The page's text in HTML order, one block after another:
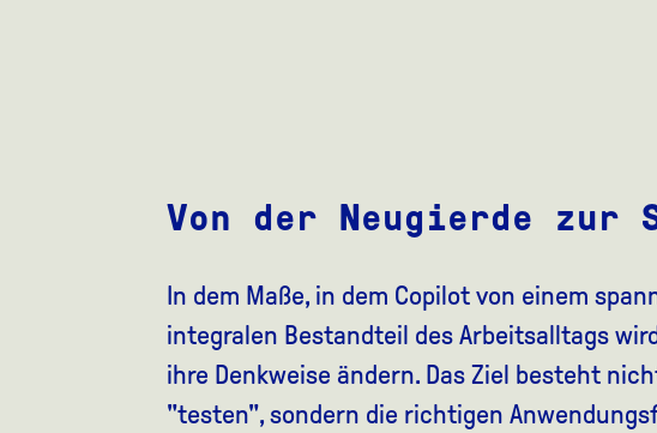
Von der Neugierde zur
In dem Maße, in dem Copilot von einem
integralen Bestandteil des Arbeitsalltags
ihre Denkweise ändern. Das Ziel besteht
"testen", sondern die richtigen